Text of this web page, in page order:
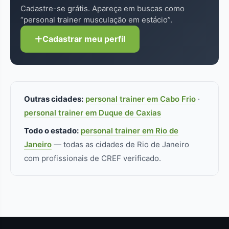
Cadastre-se grátis. Apareça em buscas como
“personal trainer musculação em estácio”.
Cadastrar meu perfil
Outras cidades: personal trainer em Cabo Frio ·
personal trainer em Duque de Caxias
Todo o estado: personal trainer em Rio de
Janeiro — todas as cidades de Rio de Janeiro
com profissionais de CREF verificado.